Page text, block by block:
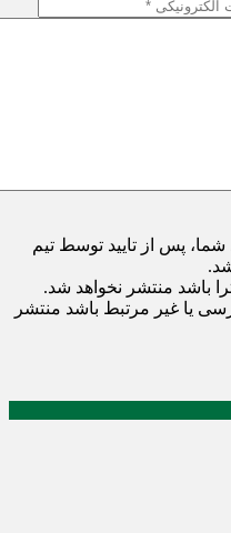
پس از تایید توسط تیم
باشد منتشر نخواهد شد.
یا غیر مرتبط باشد منتشر